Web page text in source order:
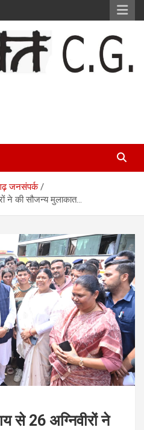
जनसंपर्क
ने की सौजन्य मुलाकात…
से 26 अग्निवीरों ने